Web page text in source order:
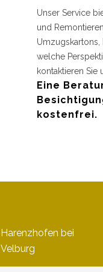
Unser Service
und
Umzugskartons,
welche
kontaktieren Sie
Eine
kostenfrei.
Harenzhofen bei
Velburg